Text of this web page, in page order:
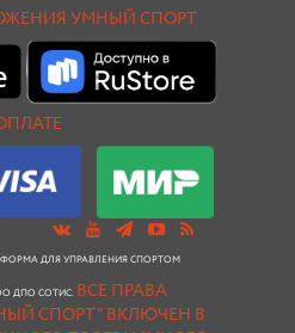
УМНЫЙ СПОРТ
ДЛЯ УПРАВЛЕНИЯ СПОРТОМ
ДПО СОТИС. ВСЕ ПРАВА
СПОРТ " ВКЛЮЧЕН В